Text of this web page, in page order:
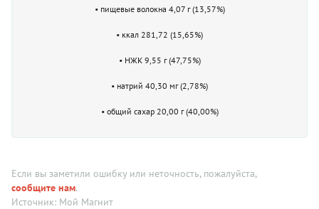
• пищевые волокна 4,07 г (13,57%)
• ккал 281,72 (15,65%)
• НЖК 9,55 г (47,75%)
• натрий 40,30 мг (2,78%)
• общий сахар 20,00 г (40,00%)
Если вы заметили ошибку или неточность, пожалуйста,
сообщите нам.
Источник: Мой Магнит